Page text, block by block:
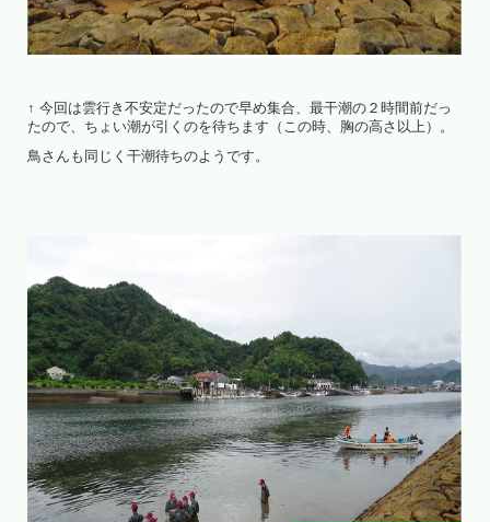
↑ 今回は雲行き不安定だったので早め集合、最干潮の２時間前だっ
たので、ちょい潮が引くのを待ちます（この時、胸の高さ以上）。
鳥さんも同じく干潮待ちのようです。